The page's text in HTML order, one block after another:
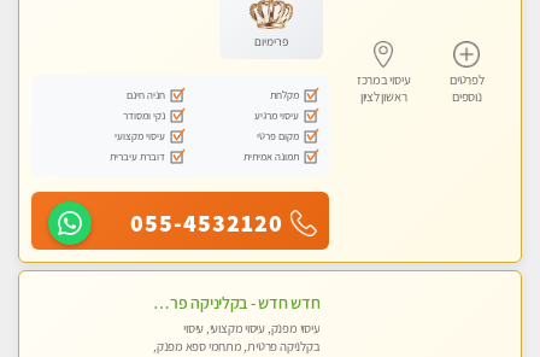
לפרטים
נוספים
עיסוי במרכז
ראשון לציון
פרימיום
מקלחת
חניה חינם
עיסוי מרגיע
נקי ומסודר
מקום פרטי
עיסוי מקצועי
תמונה אמיתית
דוברת עיברית
055-4532120
חדש חדש - בקליניקה פרטית בבת ים עיסוי לחידוש אנרגיות עיסוי מקצועי מומלץ מאוד ללא מין !!
עיסוי מפנק, עיסוי מקצועי, עיסוי
בקלניקה פרטית, מתחמי ספא מפנק,